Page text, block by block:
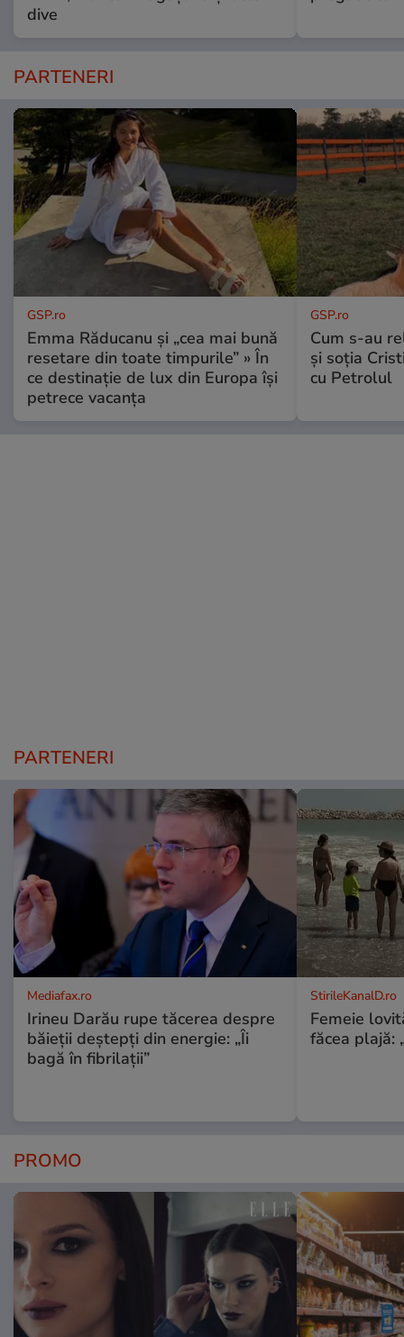
dive
PARTENERI
GSP.ro
Emma Răducanu și „cea mai bună
resetare din toate timpurile” » În
ce destinație de lux din Europa își
petrece vacanța
GSP.ro
Cum s-au
și soția
cu Petrolul
PARTENERI
Mediafax.ro
Irineu Darău rupe tăcerea despre
băieții deștepți din energie: „Îi
bagă în fibrilații”
StirileKanalD.ro
Femeie
făcea plajă:
PROMO